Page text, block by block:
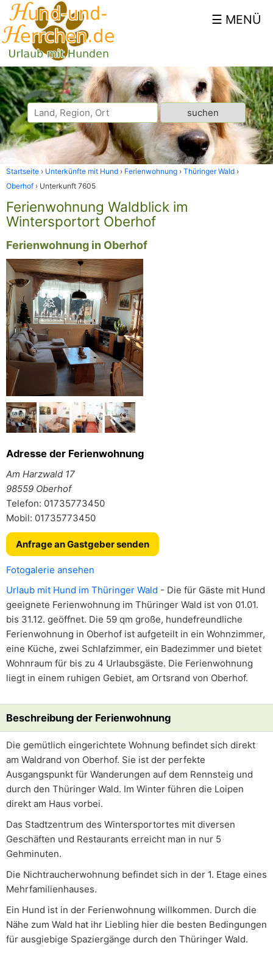
Startseite Unterkünfte mit Hund Ferienwohnung
Thüringer Wald
Oberhof
Unterkunft 7605
Ferienwohnung Waldblick im
Wintersportort Oberhof
Ferienwohnung in Oberhof
Adresse der Ferienwohnung
Am Harzwald 17
98559 Oberhof
Telefon: 01735773450
Mobil: 01735773450
Anfrage an Gastgeber senden
Fotogalerie ansehen
Urlaub mit Hund im Thüringer Wald - Die für Gäste mit Hund
geeignete Ferienwohnung im Thüringer Wald ist von 01.01.
bis 31.12. geöffnet. Die 59 qm große, hundefreundliche
Ferienwohnung in Oberhof ist aufgeteilt in ein Wohnzimmer,
eine Küche, zwei Schlafzimmer, ein Badezimmer und bietet
Wohnraum für bis zu 4 Urlaubsgäste. Die Ferienwohnung
liegt in einem ruhigen Gebiet, am Ortsrand von Oberhof.
Beschreibung der Ferienwohnung
Die gemütlich eingerichtete Wohnung befindet sich direkt
am Waldrand von Oberhof. Sie ist der perfekte
Ausgangspunkt für Wanderungen auf dem Rennsteig und
durch den Thüringer Wald. Im Winter führen die Loipen
direkt am Haus vorbei.
Das Stadtzentrum des Wintersportortes mit diversen
Geschäften und Restaurants erreicht man in nur 5
Gehminuten.
Die Nichtraucherwohnung befindet sich in der 1. Etage eines
Mehrfamilienhauses.
Ein Hund ist in der Ferienwohnung willkommen. Durch die
Nähe zum Wald hat ihr Liebling hier die besten Bedingungen
für ausgiebige Spaziergänge durch den Thüringer Wald.